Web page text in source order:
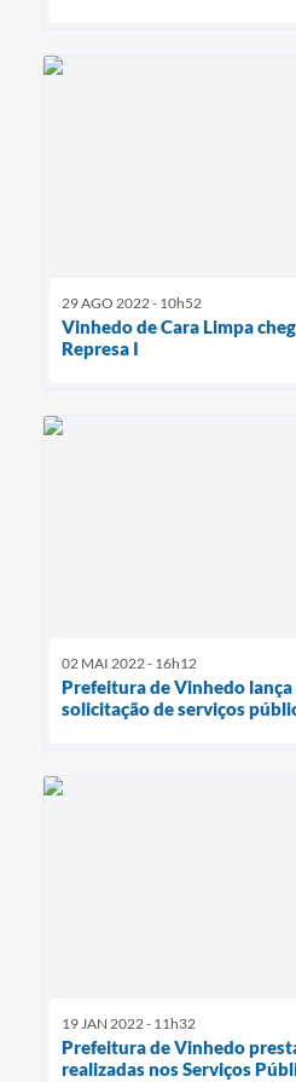
29 AGO 2022 - 10h52
Vinhedo de Cara Limpa
Represa I
02 MAI 2022 - 16h12
Prefeitura de Vinhedo
solicitação de serviços
19 JAN 2022 - 11h32
Prefeitura de Vinhedo
realizadas nos Serviços